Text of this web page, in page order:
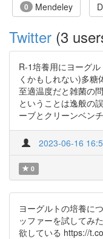
0 Mendeley
Twitter (3
R-1培養用にヨーグ
くかもしれない)多糖
至適温度だと雑菌の
ということは逸般の
ーブとクリーンベン
2023-06-16
0
ヨーグルトの培養に
ッファーを試してみ
欲している https://